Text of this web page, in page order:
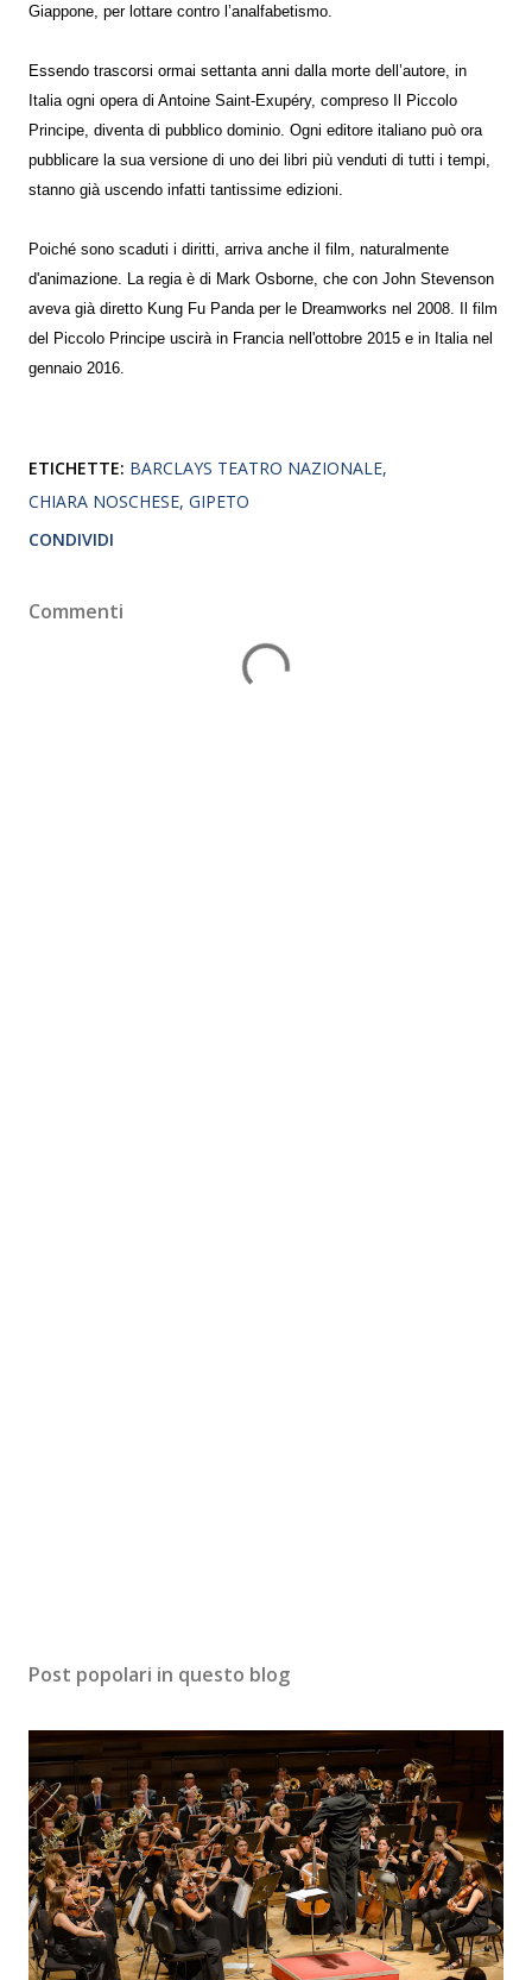
Giappone, per lottare contro l’analfabetismo.
Essendo trascorsi ormai settanta anni dalla morte dell’autore, in
Italia ogni opera di Antoine Saint-Exupéry, compreso Il Piccolo
Principe, diventa di pubblico dominio. Ogni editore italiano può ora
pubblicare la sua versione di uno dei libri più venduti di tutti i tempi,
stanno già uscendo infatti tantissime edizioni.
Poiché sono scaduti i diritti, arriva anche il film, naturalmente
d'animazione. La regia è di Mark Osborne, che con John Stevenson
aveva già diretto Kung Fu Panda per le Dreamworks nel 2008. Il film
del Piccolo Principe uscirà in Francia nell'ottobre 2015 e in Italia nel
gennaio 2016.
ETICHETTE: BARCLAYS TEATRO NAZIONALE
CHIARA NOSCHESE GIPETO
CONDIVIDI
Commenti
Post popolari in questo blog